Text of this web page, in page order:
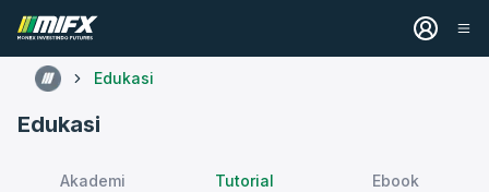
Edukasi
Edukasi
Akademi Tutorial Ebook